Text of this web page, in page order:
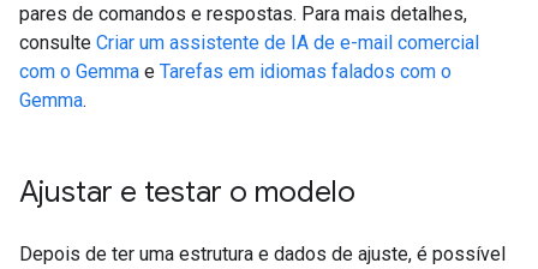
pares de comandos e respostas. Para mais detalhes,
consulte Criar um assistente de IA de e-mail comercial
com o Gemma e Tarefas em idiomas falados com o
Gemma.
Ajustar e testar o modelo
Depois de ter uma estrutura e dados de ajuste, é possível